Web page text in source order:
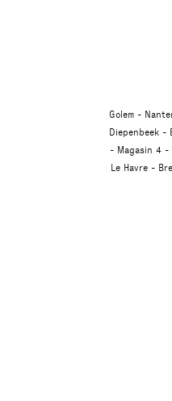
Golem
Diepenbeek
Magasin 4
Le Havre